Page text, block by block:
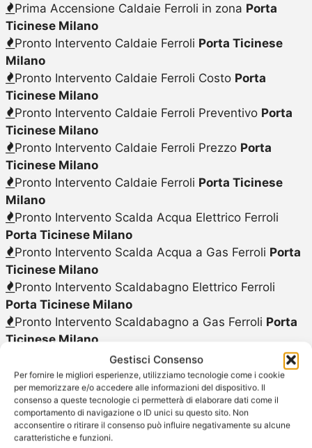
Gestisci Consenso
Per fornire le migliori esperienze, utilizziamo tecnologie come i cookie
per memorizzare e/o accedere alle informazioni del dispositivo. Il
consenso a queste tecnologie ci permetterà di elaborare dati come il
comportamento di navigazione o ID unici su questo sito. Non
acconsentire o ritirare il consenso può influire negativamente su alcune
caratteristiche e funzioni.
Prima Accensione Caldaie Ferroli in zona Porta
Ticinese Milano
Pronto Intervento Caldaie Ferroli Porta Ticinese
Milano
Pronto Intervento Caldaie Ferroli Costo Porta
Ticinese Milano
Pronto Intervento Caldaie Ferroli Preventivo Porta
Ticinese Milano
Pronto Intervento Caldaie Ferroli Prezzo Porta
Ticinese Milano
Pronto Intervento Caldaie Ferroli Porta Ticinese
Milano
Pronto Intervento Scalda Acqua Elettrico Ferroli
Porta Ticinese Milano
Pronto Intervento Scalda Acqua a Gas Ferroli Porta
Ticinese Milano
Pronto Intervento Scaldabagno Elettrico Ferroli
Porta Ticinese Milano
Pronto Intervento Scaldabagno a Gas Ferroli Porta
Ticinese Milano
Pulizia Caldaie FerroliPorta Ticinese Milano
Pulizia Caldaie Ferroli CostoPorta Ticinese Milano
Riparazione Caldaie FerroliPorta Ticinese Milano
Riparazione Caldaie Ferroli CostoPorta Ticinese
Milano
Riparazione Caldaie Ferroli Preventivo